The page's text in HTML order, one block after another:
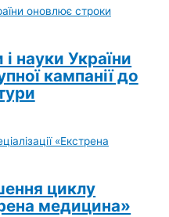
і науки України
кампанії до
циклу
медицина»